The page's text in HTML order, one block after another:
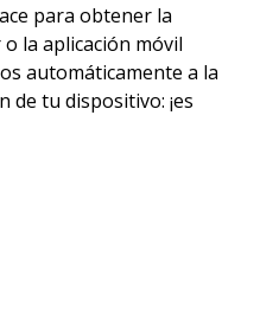
para obtener la
la aplicación móvil
automáticamente a la
de tu dispositivo: ¡es